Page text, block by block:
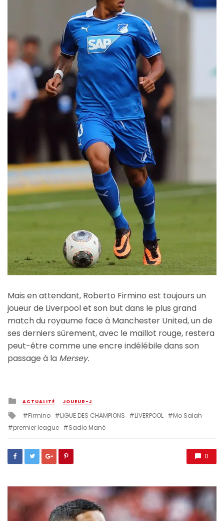
Mais en attendant, Roberto Firmino est toujours un
joueur de Liverpool et son but dans le plus grand
match du royaume face à Manchester United, un de
ses derniers sûrement, avec le maillot rouge, restera
peut-être comme une encre indélébile dans son
passage à la Mersey.
Posted
in
ACTUALITÉ JOUEUR-J
Tagged
with
Firmino LIGUE DES CHAMPIONS LIVERPOOL
Mo Salah
premier league
Sadio Mané
0